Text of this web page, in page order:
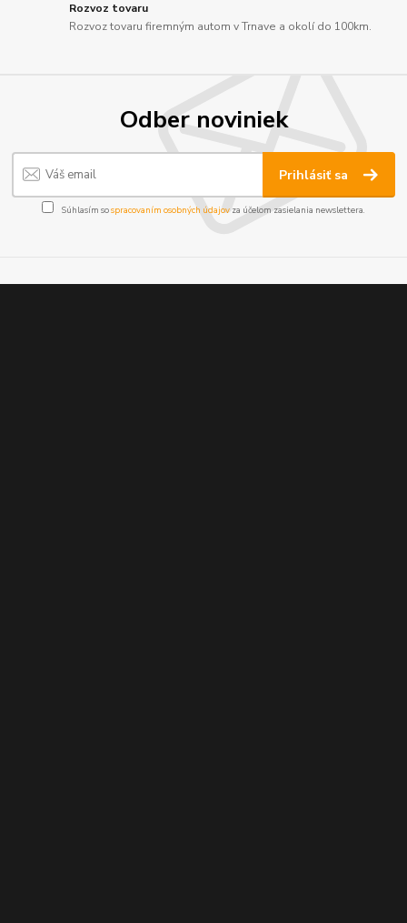
Rozvoz tovaru
Rozvoz tovaru firemným autom v Trnave a okolí do 100km.
Odber noviniek
Prihlásiť sa
Súhlasím sospracovaním osobných údajov za účelom zasielania newslettera.